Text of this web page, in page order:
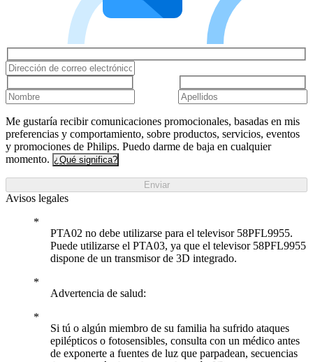
Me gustaría recibir comunicaciones promocionales, basadas en mis
preferencias y comportamiento, sobre productos, servicios, eventos
y promociones de Philips. Puedo darme de baja en cualquier
momento. ¿Qué significa?
Enviar
Avisos legales
PTA02 no debe utilizarse para el televisor 58PFL9955.
Puede utilizarse el PTA03, ya que el televisor 58PFL9955
dispone de un transmisor de 3D integrado.
Advertencia de salud:
Si tú o algún miembro de su familia ha sufrido ataques
epilépticos o fotosensibles, consulta con un médico antes
de exponerte a fuentes de luz que parpadean, secuencias